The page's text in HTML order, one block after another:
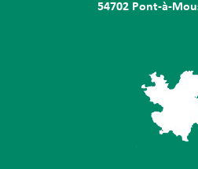
54702 Pont-à-